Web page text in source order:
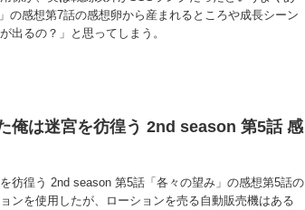
の感想第7話の感想卵から産まれるところや成長シーン
出るの？」と思ってしまう。
俺は迷宮を彷徨う 2nd season 第5話 感
彷徨う 2nd season 第5話「各々の望み」の感想第5話の
ンを使用したが、ローションを売る自動販売機はある